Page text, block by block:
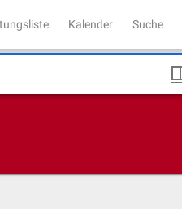
Kalender Suche